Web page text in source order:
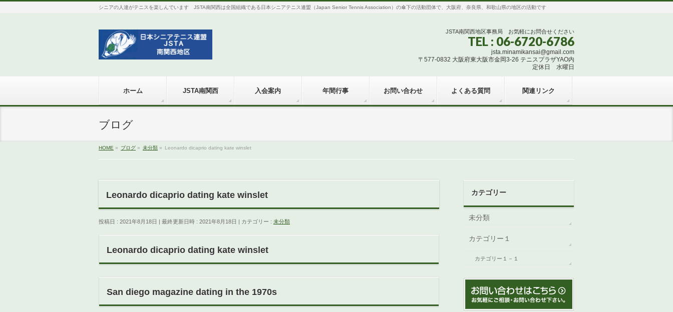
シニアの人達がテニスを楽しんでいます JSTA南関西は全国組織である日本シニアテニス連盟（Japan Senior Tennis Association）の傘下の活動団体で、大阪府、奈良県、和歌山県の地区の活動です
JSTA南関西地区事務局 お気軽にお問合せください
TEL : 06-6720-6786
jsta.minamikansai@gmail.com
〒577-0832 大阪府東大阪市金岡3-26 テニスプラザYAO内
定休日 水曜日
ホーム JSTA南関西 入会案内 年間行事 お問い合わせ よくある質問 関連リンク
ブログ
HOME » ブログ » 未分類 » Leonardo dicaprio dating kate winslet
Leonardo dicaprio dating kate winslet
投稿日 : 2021年8月18日 最終更新日時 : 2021年8月18日 カテゴリー : 未分類
Leonardo dicaprio dating kate winslet
San diego magazine dating in the 1970s
カテゴリー
未分類
カテゴリー１
カテゴリー１－１